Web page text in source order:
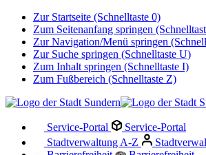
Zur Startseite (Schnelltaste 0)
Zum Seitenanfang springen
Zur Navigation/Menü springen
Zur Suche springen (Schnelltaste U)
Zum Inhalt springen (Schnelltaste I)
Zum Fußbereich (Schnelltaste Z)
Service-Portal
Service-Portal
Stadtverwaltung A-Z